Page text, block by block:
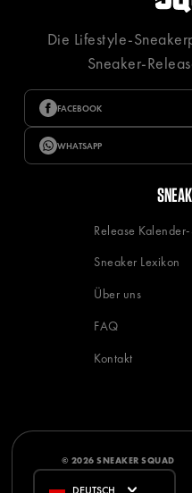
Die Lifestyle-
Sneaker-
FACEBOOK
WHATSAPP
Release
Sneaker Lexikon
Über uns
FAQ
Kontakt
© 2026 SNEAKER SQUAD